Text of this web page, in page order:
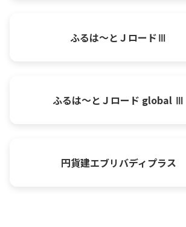
ふるは～とＪロードⅢ
ふるは～とＪロード global Ⅲ
円貨建エブリバディプラス